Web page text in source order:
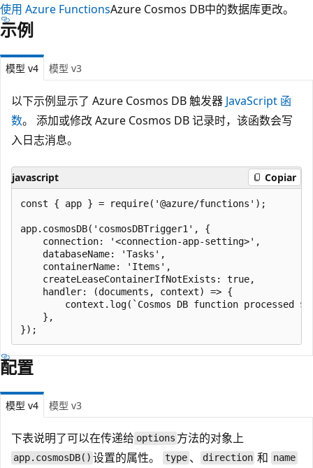
使用 Azure FunctionsAzure Cosmos DB中的数据库更改。
示例
模型 v4 模型 v3
以下示例显示了 Azure Cosmos DB 触发器 JavaScript 函
数。 添加或修改 Azure Cosmos DB 记录时，该函数会写
入日志消息。
javascript Copiar
const { app } = require('@azure/functions');
app.cosmosDB('cosmosDBTrigger1', {
    connection: '<connection-app-setting>',
    databaseName: 'Tasks',
    containerName: 'Items',
    createLeaseContainerIfNotExists: true,
    handler: (documents, context) => {
context.log(`Cosmos DB function processed
    },
配置
模型 v4 模型 v3
下表说明了可以在传递给 options 方法的对象上
app.cosmosDB() 设置的属性。type、 direction 和 name